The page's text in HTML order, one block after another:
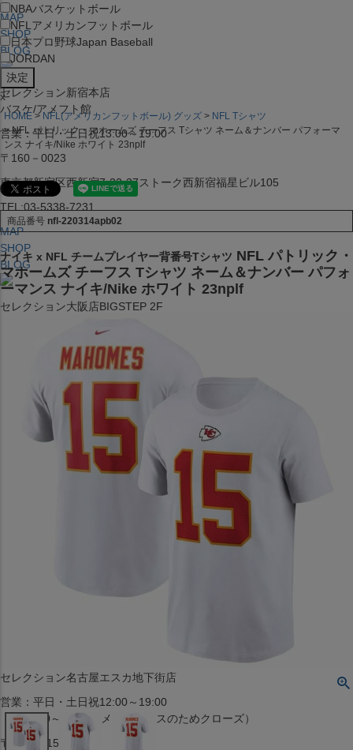
MAP
SHOP
BLOG
セレクション新宿本店
バスケ/アメフト館
営業：平日・土日祝13:00～19:00
〒160－0023
東京都新宿区西新宿7-22-37ストーク西新宿福星ビル105
TEL:03-5338-7231
MAP
SHOP
BLOG
セレクション大阪店BIGSTEP 2F
営業：平日・土日祝12:00～19:00
大阪府大阪市中央区西心斎橋1丁目6番14号
TEL:06-4708-3300
営業：土・日・祝日のみ 12:00-18:00
東京都千代田区神田三崎町２丁目２２−１ 1F
セレクション名古屋エスカ地下街店
営業：平日・土日祝12:00～19:00
（※15:00～16:00はメンテナンスのためクローズ）
〒453-0015
NBAバスケットボール
NFL アメリカンフットボール
日本プロ野球Japan Baseball
JORDAN
x
HOME NFL(アメリカンフットボール) グッズ
NFL Tシャツ
NFL パトリック・マホームズ チーフス Tシャツ ネーム＆ナンバー パフォーマ
ンス ナイキ/Nike ホワイト 23nplf
商品番号 nfl-220314apb02
ナイキ x NFL チームプレイヤー背番号Tシャツ NFL パトリック・
マホームズ チーフス Tシャツ ネーム＆ナンバー パフォ
ーマンス ナイキ/Nike ホワイト 23nplf